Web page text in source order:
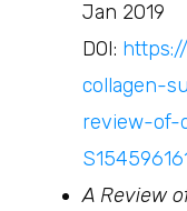
Jan 2019
DOI:
collagen-
review-of-
A Review